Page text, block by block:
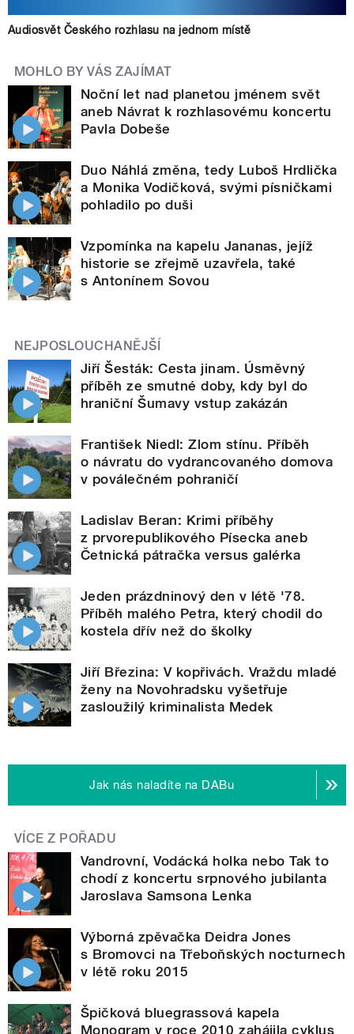
Audiosvět Českého rozhlasu na jednom místě
MOHLO BY VÁS ZAJÍMAT
Noční let nad planetou jménem svět
aneb Návrat k rozhlasovému koncertu
Pavla Dobeše
Duo Náhlá změna, tedy Luboš Hrdlička
a Monika Vodičková, svými písničkami
pohladilo po duši
Vzpomínka na kapelu Jananas, jejíž
historie se zřejmě uzavřela, také
s Antonínem Sovou
NEJPOSLOUCHANĚJŠÍ
Jiří Šesták: Cesta jinam. Úsměvný
příběh ze smutné doby, kdy byl do
hraniční Šumavy vstup zakázán
František Niedl: Zlom stínu. Příběh
o návratu do vydrancovaného domova
v poválečném pohraničí
Ladislav Beran: Krimi příběhy
z prvorepublikového Písecka aneb
Četnická pátračka versus galérka
Jeden prázdninový den v létě '78.
Příběh malého Petra, který chodil do
kostela dřív než do školky
Jiří Březina: V kopřivách. Vraždu mladé
ženy na Novohradsku vyšetřuje
zasloužilý kriminalista Medek
Jak nás naladíte na DABu
VÍCE Z POŘADU
Vandrovní, Vodácká holka nebo Tak to
chodí z koncertu srpnového jubilanta
Jaroslava Samsona Lenka
Výborná zpěvačka Deidra Jones
s Bromovci na Třeboňských nocturnech
v létě roku 2015
Špičková bluegrassová kapela
Monogram v roce 2010 zahájila cyklus